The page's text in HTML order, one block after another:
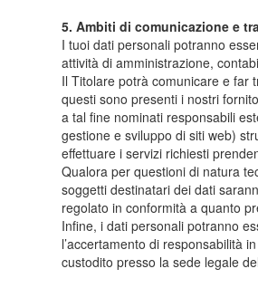
5. Ambiti di comunicazione e
I tuoi dati personali potranno
attività di amministrazione,
Il Titolare potrà comunicare e far
questi sono presenti i nostri
a tal fine nominati responsabili
gestione e sviluppo di siti web)
effettuare i servizi richiesti
Qualora per questioni di natura
soggetti destinatari dei dati
regolato in conformità a quanto
Infine, i dati personali potranno
l’accertamento di responsabilità
custodito presso la sede legale